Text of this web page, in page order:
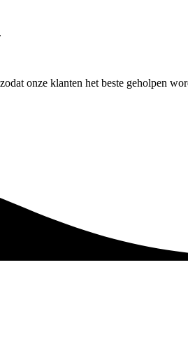
onze klanten het beste geholpen